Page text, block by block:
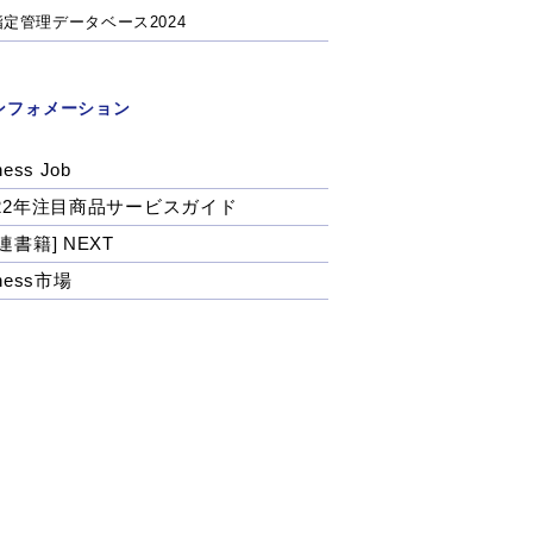
定管理データベース2024
フォメーション
Job
年注目商品サービスガイド
書籍] NEXT
市場